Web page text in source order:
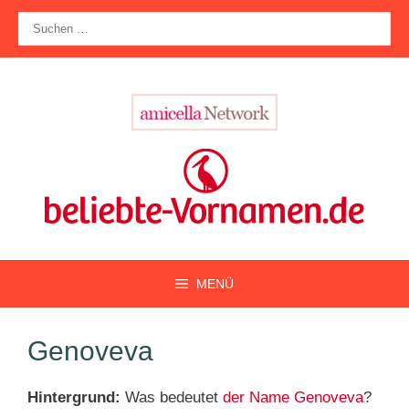
Zum
Inhalt
springen
nach:
MENÜ
Genoveva
Hintergrund: Was bedeutet der Name Genoveva?